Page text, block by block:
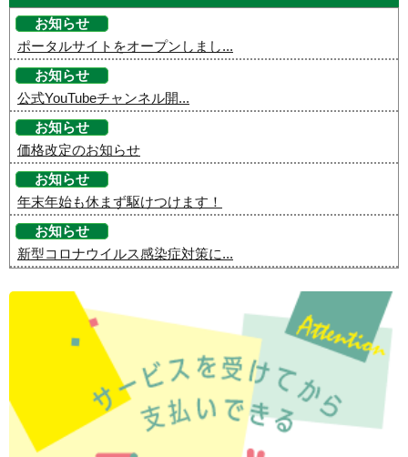
お知らせ
ポータルサイトをオープンしまし...
お知らせ
公式YouTubeチャンネル開...
お知らせ
価格改定のお知らせ
お知らせ
年末年始も休まず駆けつけます！
お知らせ
新型コロナウイルス感染症対策に...